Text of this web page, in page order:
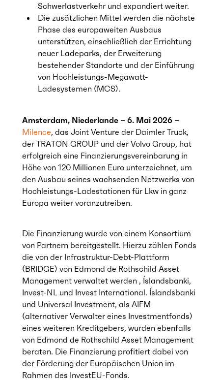
Schwerlastverkehr und expandiert weiter.
Die zusätzlichen Mittel werden die nächste
Phase des europaweiten Ausbaus
unterstützen, einschließlich der Errichtung
neuer Ladeparks, der Erweiterung
bestehender Standorte und der Einführung
von Hochleistungs-Megawatt-
Ladesystemen (MCS).
Amsterdam, Niederlande – 6. Mai 2026 –
Milence, das Joint Venture der Daimler Truck,
der TRATON GROUP und der Volvo Group, hat
erfolgreich eine Finanzierungsvereinbarung in
Höhe von 120 Millionen Euro unterzeichnet, um
den Ausbau seines wachsenden Netzwerks von
Hochleistungs-Ladestationen für Lkw in ganz
Europa weiter voranzutreiben.
Die Finanzierung wurde von einem Konsortium
von Partnern bereitgestellt. Hierzu zählen Fonds
die von der Infrastruktur-Debt-Plattform
(BRIDGE) von Edmond de Rothschild Asset
Managementverwaltet werden , Íslandsbanki,
Invest-NL und Invest International. Íslandsbanki
und Universal Investment, als AIFM
(alternativer Verwalter eines Investmentfonds)
eines weiteren Kreditgebers, wurden ebenfalls
von Edmond de Rothschild Asset Management
beraten. Die Finanzierung profitiert dabei von
der Förderung der Europäischen Union im
Rahmen des InvestEU-Fonds.